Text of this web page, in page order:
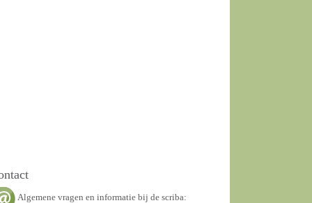
Algemene vragen en informatie bij de scriba: